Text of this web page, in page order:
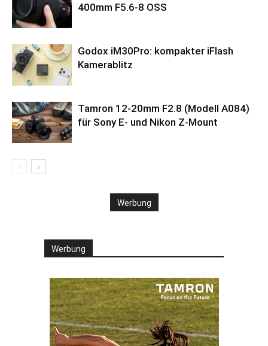
400mm F5.6-8 OSS
Godox iM30Pro: kompakter iFlash
Kamerablitz
Tamron 12-20mm F2.8 (Modell A084)
für Sony E- und Nikon Z-Mount
Werbung
Werbung